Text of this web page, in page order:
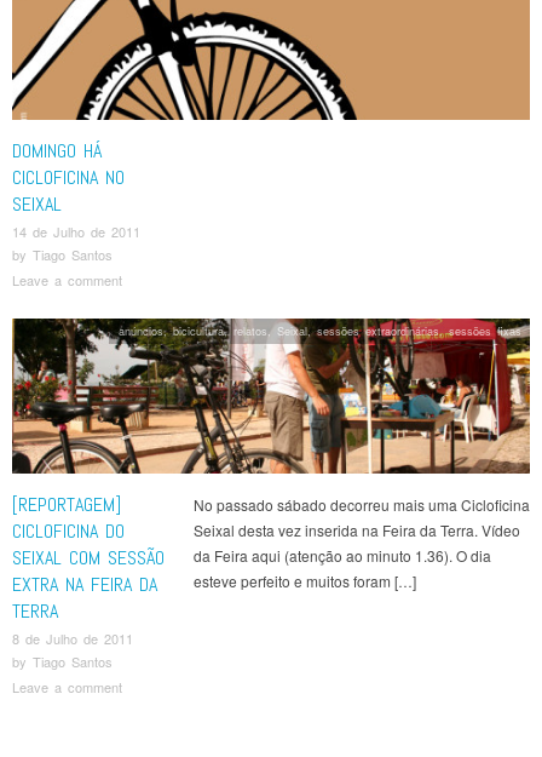
DOMINGO HÁ
CICLOFICINA NO
SEIXAL
14 de Julho de 2011
by Tiago Santos
Leave a comment
[REPORTAGEM]
CICLOFICINA DO
SEIXAL COM SESSÃO
EXTRA NA FEIRA DA
TERRA
8 de Julho de 2011
by Tiago Santos
Leave a comment
No passado sábado decorreu mais uma Cicloficina
Seixal desta vez inserida na Feira da Terra. Vídeo
da Feira aqui (atenção ao minuto 1.36). O dia
esteve perfeito e muitos foram […]
anúncios,bicicultura, relatos, Seixal,sessões extraordinárias,sessões fixas